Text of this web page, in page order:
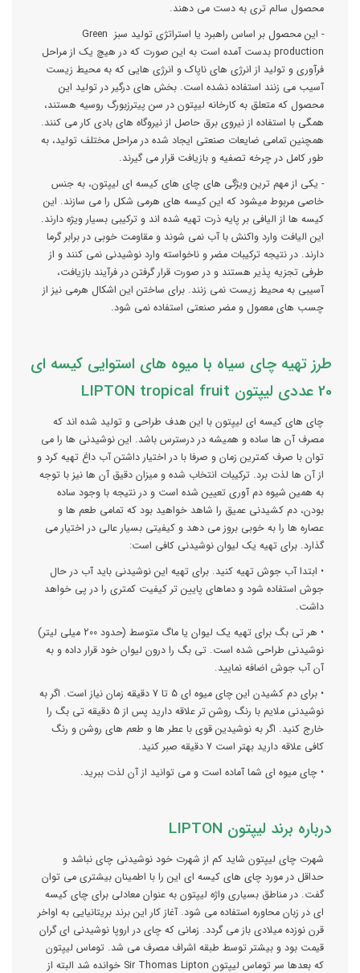
محصول سالم تری به دست می دهند.
- این محصول بر اساس راهبرد یا استراتژی تولید سبز Green
production بدست آمده است به این صورت که در هیچ یک از مراحل
فرآوری و تولید از انرژی های ناپاک و انرژی هایی که به محیط زیست
آسیب می زنند استفاده نشده است. بخش های درگیر در تولید این
محصول که متعلق به کارخانه لیپتون در سن پیترزبورگ روسیه هستند،
همگی با استفاده از نیروی برق حاصل از نیروگاه های بادی کار می کنند.
همچنین تمامی ضایعات صنعتی ایجاد شده در مراحل مختلف تولید، به
طور کامل در چرخه تصفیه و بازیافت قرار می گیرند.
- یکی از مهم ترین ویژگی های چای های کیسه ای لیپتون، به جنس
خاصی مربوط میشود که این کیسه های هرمی شکل را می سازند. این
کیسه ها از الیافی بر پایه ذرت تهیه شده اند و ترکیبی بسیار ویژه دارند.
این الیافت وارد واکنش با آب نمی شوند و مقاومت خوبی در برابر گرما
دارند. در نتیجه ترکیبات مضر و ناخواسته وارد نوشیدنی نمی کنند و از
طرفی تجزیه پذیر هستند و در صورت قرار گرفتن در فرآیند بازیافت،
آسیبی به محیط زیست نمی زنند. برای ساختن این اشکال هرمی نیز از
چسب های معمول و مضر صنعتی استفاده نمی شود.
طرز تهیه چای سیاه با میوه های استوایی کیسه ای
20 عددی لیپتون LIPTON tropical fruit
چای های کیسه ای لیپتون با این هدف طراحی و تولید شده اند که
مصرف آن ها ساده و همیشه در درسترس باشد. این نوشیدنی ها را می
توان با صرف کمترین زمان و صرفا با در اختیار داشتن آب داغ تهیه کرد و
از آن ها لذت برد. ترکیبات انتخاب شده و میزان دقیق آن ها نیز با توجه
به همین شیوه دم آوری تعیین شده است و در نتیجه با وجود ساده
بودن، دم کشیدنی عمیق را شاهد خواهید بود که تمامی طعم ها و
عصاره ها را به خوبی بروز می دهد و کیفیتی بسیار عالی در اختیار می
گذارد. برای تهیه یک لیوان نوشیدنی کافی است:
• ابتدا آب جوش تهیه کنید. برای تهیه این نوشیدنی باید آب در حال
جوش استفاده شود و دماهای پایین تر کیفیت کمتری را در پی خواهد
داشت.
• هر تی بگ برای تهیه یک لیوان یا ماگ متوسط (حدود 200 میلی لیتر)
نوشیدنی طراحی شده است. تی بگ را درون لیوان خود قرار داده و به
آن آب جوش اضافه نمایید.
• برای دم کشیدن این چای میوه ای 5 تا 7 دقیقه زمان نیاز است. اگر به
نوشیدنی ملایم با رنگ روشن تر علاقه دارید پس از 5 دقیقه تی بگ را
خارج کنید. اگر به نوشیدین قوی با عطر ها و طعم های روشن و رنگ
کافی علاقه دارید بهتر است 7 دقیقه صبر کنید.
• چای میوه ای شما آماده است و می توانید از آن لذت ببرید.
درباره برند لیپتون LIPTON
شهرت چای لیپتون شاید کم از شهرت خود نوشیدنی چای نباشد و
حداقل در مورد چای های کیسه ای این را با اطمینان بیشتری می توان
گفت. در مناطق بسیاری واژه لیپتون به عنوان معادلی برای چای کیسه
ای در زبان محاوره استفاده می شود. آغاز کار این برند بریتانیایی به اواخر
قرن نوزده میلادی باز می گردد. زمانی که چای در اروپا نوشیدنی ای گران
قیمت بود و بیشتر توسط طبقه اشراف مصرف می شد. توماس لیپتون
که بعدها سر توماس لیپتون Sir Thomas Lipton خوانده شد البته از